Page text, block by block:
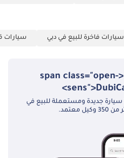
سيارات فاخرة للبيع في دبي سيارات
تحميل تطبيق <span class="open-
استكشف أكثر من 30،000 سيارة جديدة ومستعملة للبيع في
معتمد.